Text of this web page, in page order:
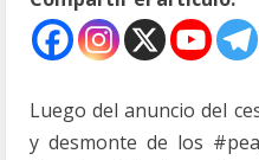
Luego del anuncio del
y desmonte de los